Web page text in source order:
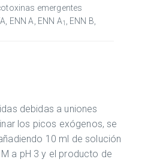
emergentes
ENN A, ENN A1
, ENN B,
debidas a uniones
los picos exógenos, se
10 ml de solución
a pH 3 y el producto de